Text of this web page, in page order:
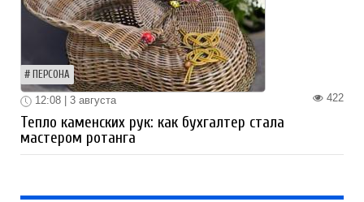
ПЕРСОНА
422
12:08 | 3 августа
Тепло каменских рук: как бухгалтер стала
мастером ротанга